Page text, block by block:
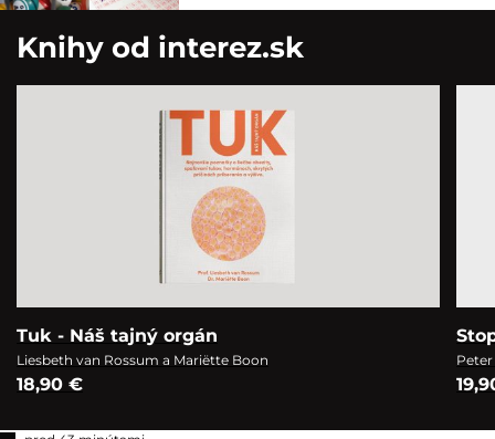
Knihy od interez.sk
Tuk - Náš tajný orgán
Liesbeth van Rossum a Mariëtte Boon
18,90 €